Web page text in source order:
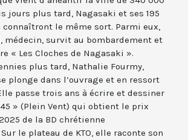
jours plus tard, Nagasaki et ses 195
le même sort. Parmi eux,
médecin, survit au bombardement et
« Les Cloches de Nagasaki ».
plus tard, Nathalie Fourmy,
plonge dans l’ouvrage et en ressort
passe trois ans à écrire et dessiner
» (Plein Vent) qui obtient le prix
de la BD chrétienne
le plateau de KTO, elle raconte son